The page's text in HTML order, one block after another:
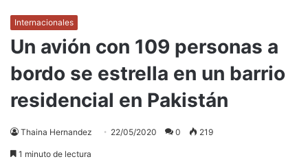
Internacionales
Un avión con 109 personas a
bordo se estrella en un barrio
residencial en Pakistán
Thaina Hernandez 22/05/2020 0 219
1 minuto de lectura